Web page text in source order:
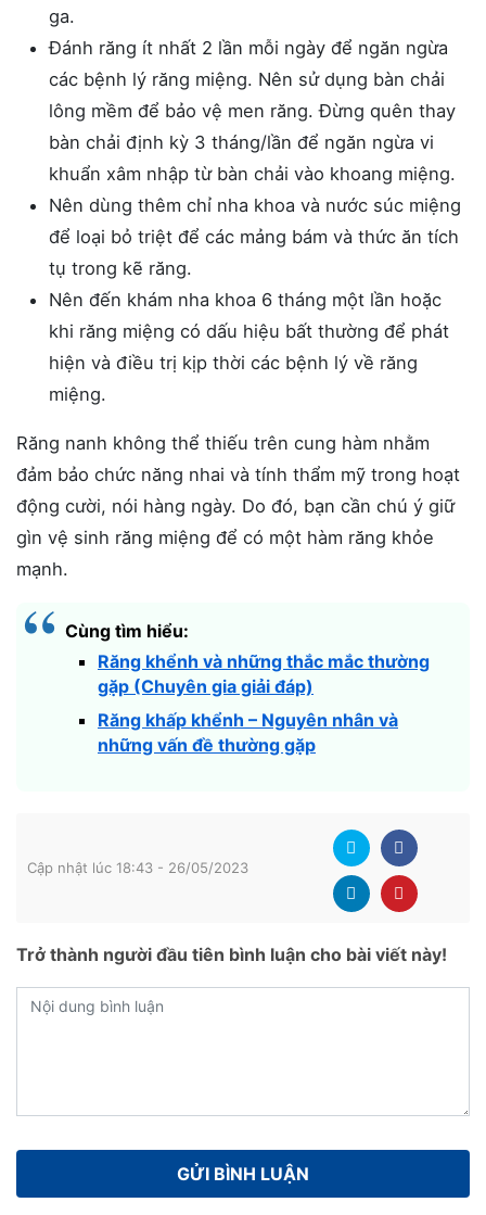
ga.
Đánh răng ít nhất 2 lần mỗi ngày để ngăn ngừa
các bệnh lý răng miệng. Nên sử dụng bàn chải
lông mềm để bảo vệ men răng. Đừng quên thay
bàn chải định kỳ 3 tháng/lần để ngăn ngừa vi
khuẩn xâm nhập từ bàn chải vào khoang miệng.
Nên dùng thêm chỉ nha khoa và nước súc miệng
để loại bỏ triệt để các mảng bám và thức ăn tích
tụ trong kẽ răng.
Nên đến khám nha khoa 6 tháng một lần hoặc
khi răng miệng có dấu hiệu bất thường để phát
hiện và điều trị kịp thời các bệnh lý về răng
miệng.
Răng nanh không thể thiếu trên cung hàm nhằm
đảm bảo chức năng nhai và tính thẩm mỹ trong hoạt
động cười, nói hàng ngày. Do đó, bạn cần chú ý giữ
gìn vệ sinh răng miệng để có một hàm răng khỏe
mạnh.
Cùng tìm hiểu:
Răng khểnh và những thắc mắc thường
gặp (Chuyên gia giải đáp)
Răng khấp khểnh – Nguyên nhân và
những vấn đề thường gặp
Cập nhật lúc 18:43 - 26/05/2023
Trở thành người đầu tiên bình luận cho bài viết này!